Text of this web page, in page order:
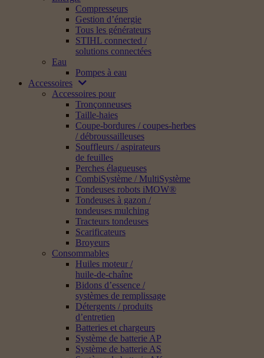
Compresseurs
Gestion d’énergie
Tous les générateurs
STIHL connected /
solutions connectées
Eau
Pompes à eau
Accessoires
Accessoires pour
Tronçonneuses
Taille-haies
Coupe-bordures / coupes-herbes
/ débroussailleuses
Souffleurs / aspirateurs
de feuilles
Perches élagueuses
CombiSystème / MultiSystème
Tondeuses robots iMOW®
Tondeuses à gazon /
tondeuses mulching
Tracteurs tondeuses
Scarificateurs
Broyeurs
Consommables
Huiles moteur /
huile-de-chaîne
Bidons d’essence /
systèmes de remplissage
Détergents / produits
d’entretien
Batteries et chargeurs
Système de batterie AP
Système de batterie AS